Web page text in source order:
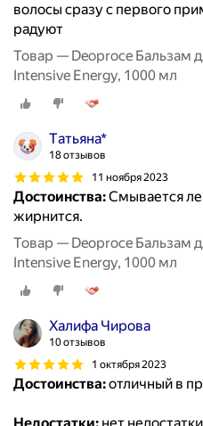
волосы сразу с первого
радуют
Товар — Deoproce Бальзам
Intensive Energy, 1000 мл
Tатьяна*
18 отзывов
11 ноября 2023
Достоинства:Смывается
жирнится.
Товар — Deoproce Бальзам
Intensive Energy, 1000 мл
Халифа Чирова
10 отзывов
1 октября 2023
Достоинства:отличный в